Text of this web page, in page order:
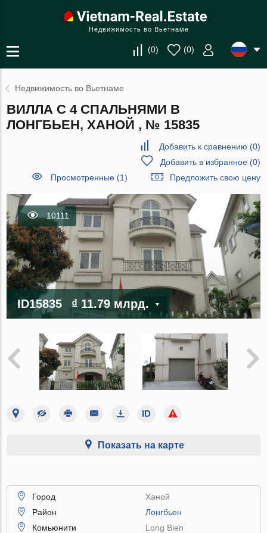
Недвижимость во Вьетнаме
(0) (0)
Недвижимость во Вьетнаме
ВИЛЛА С 4 СПАЛЬНЯМИ В
ЛОНГБЬЕН, ХАНОЙ , № 15835
Добавить к сравнению (0)
Добавить в избранное(0)
Просмотренные (1)
Предложить свою цену
10111
ID15835 ₫ 11.79 млрд.
Показать на карте
Город
Ханой
Район
Лонгбьен
Комьюнити
Long Bien